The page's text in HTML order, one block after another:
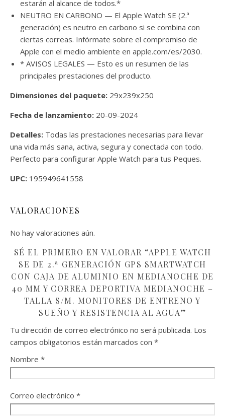
estarán al alcance de todos.*
NEUTRO EN CARBONO — El Apple Watch SE (2.ª
generación) es neutro en carbono si se combina con
ciertas correas. Infórmate sobre el compromiso de
Apple con el medio ambiente en apple.com/es/2030.
* AVISOS LEGALES — Esto es un resumen de las
principales prestaciones del producto.
Dimensiones del paquete: 29x239x250
Fecha de lanzamiento: 20-09-2024
Detalles: Todas las prestaciones necesarias para llevar
una vida más sana, activa, segura y conectada con todo.
Perfecto para configurar Apple Watch para tus Peques.
UPC: 195949641558
VALORACIONES
No hay valoraciones aún.
SÉ EL PRIMERO EN VALORAR “APPLE WATCH
SE DE 2.ª GENERACIÓN GPS SMARTWATCH
CON CAJA DE ALUMINIO EN MEDIANOCHE DE
40 MM Y CORREA DEPORTIVA MEDIANOCHE –
TALLA S/M. MONITORES DE ENTRENO Y
SUEÑO Y RESISTENCIA AL AGUA”
Tu dirección de correo electrónico no será publicada. Los
campos obligatorios están marcados con *
Nombre *
Correo electrónico *